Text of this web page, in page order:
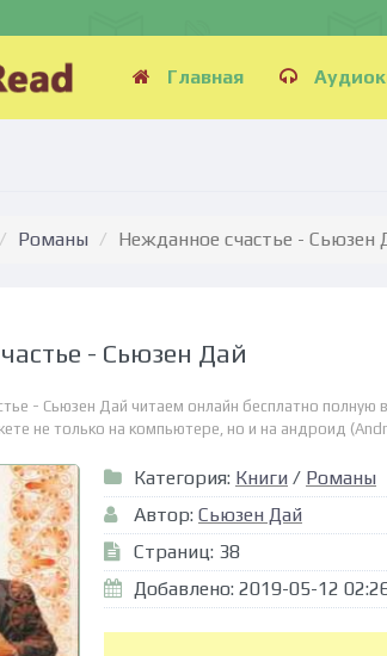
Главная
Романы Нежданное счастье - Сьюзен
- Сьюзен Дай
- Сьюзен Дай читаем онлайн бесплатно
не только на компьютере, но и на андроид
Категория: Книги / Романы
Автор: Сьюзен Дай
Страниц: 38
Добавлено: 2019-05-12